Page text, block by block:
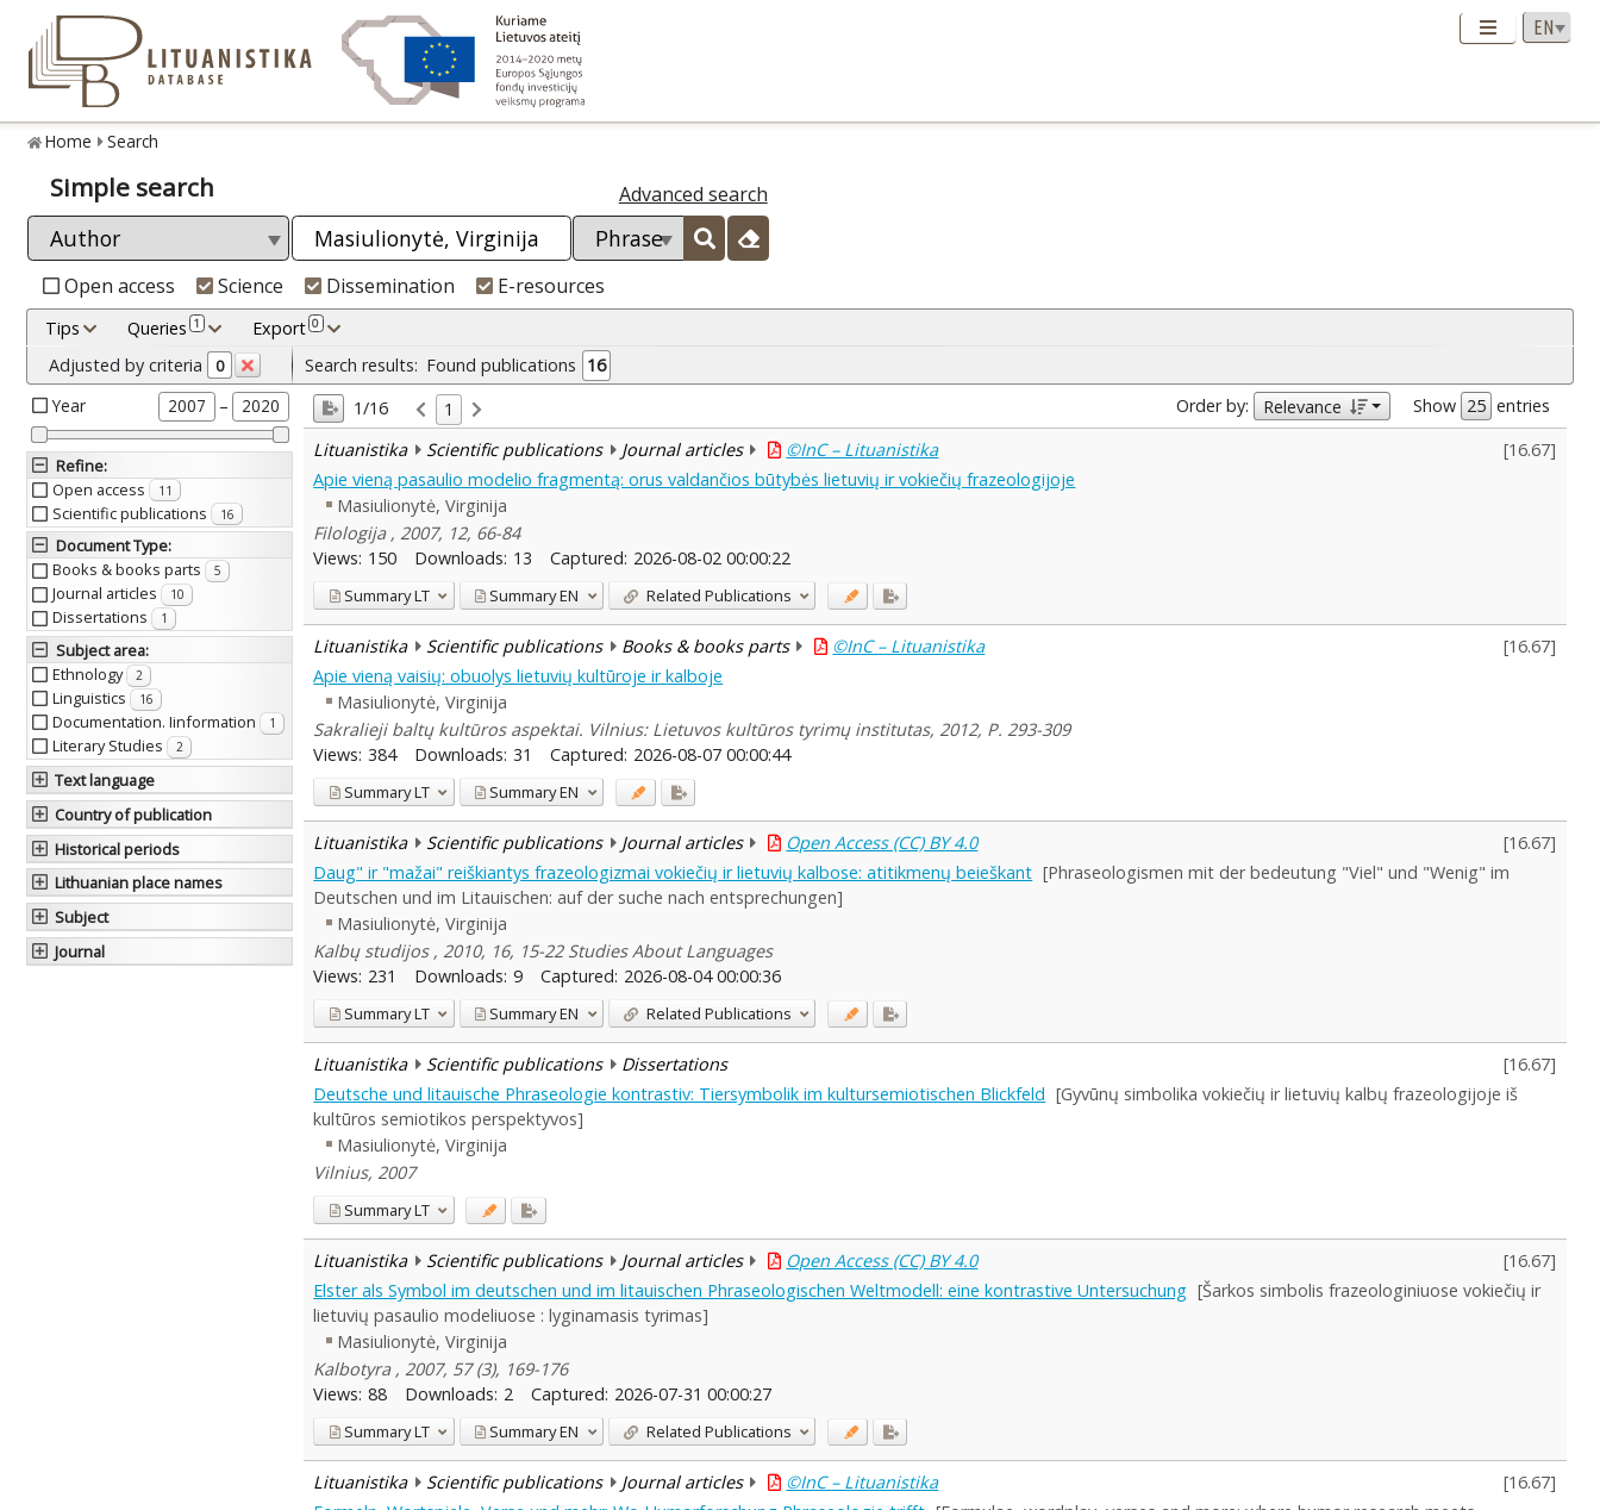
Home Search
Simple search Advanced search
Open access Science Dissemination E-resources
Tips Queries 1 Export 0
Adjusted by criteria 0
Year 2007 – 2020
Refine:
Open access
11
Scientific publications 16
Document Type:
Books & books parts
5
Journal articles 10
Dissertations 1
Subject area:
Ethnology
2
Linguistics 16
Documentation. Iinformation 1
Literary Studies 2
Text language
Country of publication
Historical periods
Lithuanian place names
Subject
Journal
Search results: Found publications 16
1/16
1 Order by: Relevance Show
entries
Lituanistika
Scientific publications Journal articles ©InC – Lituanistika [16.67]
Apie vieną pasaulio modelio fragmentą: orus valdančios būtybės lietuvių ir vokiečių frazeologijoje
Masiulionytė, Virginija
Filologija , 2007, 12, 66-84
Views: 150 Downloads: 13 Captured: 2026-08-02 00:00:22
SummaryLT SummaryEN Related Publications
Lituanistika Scientific publications Books & books parts ©InC – Lituanistika [16.67]
Apie vieną vaisių: obuolys lietuvių kultūroje ir kalboje
Masiulionytė, Virginija
Sakralieji baltų kultūros aspektai. Vilnius: Lietuvos kultūros tyrimų institutas, 2012, P. 293-309
Views: 384 Downloads: 31 Captured: 2026-08-07 00:00:44
SummaryLT SummaryEN
Lituanistika Scientific publications Journal articles Open Access (CC) BY 4.0 [16.67]
Daug" ir "mažai" reiškiantys frazeologizmai vokiečių ir lietuvių kalbose: atitikmenų beieškant [Phraseologismen mit der bedeutung "Viel" und "Wenig" im
Deutschen und im Litauischen: auf der suche nach entsprechungen]
Masiulionytė, Virginija
Kalbų studijos , 2010, 16, 15-22 Studies About Languages
Views: 231 Downloads: 9 Captured: 2026-08-04 00:00:36
SummaryLT SummaryEN Related Publications
Lituanistika Scientific publications Dissertations [16.67]
Deutsche und litauische Phraseologie kontrastiv: Tiersymbolik im kultursemiotischen Blickfeld [Gyvūnų simbolika vokiečių ir lietuvių kalbų frazeologijoje iš
kultūros semiotikos perspektyvos]
Masiulionytė, Virginija
Vilnius, 2007
SummaryLT
Lituanistika Scientific publications Journal articles Open Access (CC) BY 4.0 [16.67]
Elster als Symbol im deutschen und im litauischen Phraseologischen Weltmodell: eine kontrastive Untersuchung [Šarkos simbolis frazeologiniuose vokiečių ir
lietuvių pasaulio modeliuose : lyginamasis tyrimas]
Masiulionytė, Virginija
Kalbotyra , 2007, 57 (3), 169-176
Views: 88 Downloads: 2 Captured: 2026-07-31 00:00:27
SummaryLT SummaryEN Related Publications
Lituanistika Scientific publications Journal articles ©InC – Lituanistika [16.67]